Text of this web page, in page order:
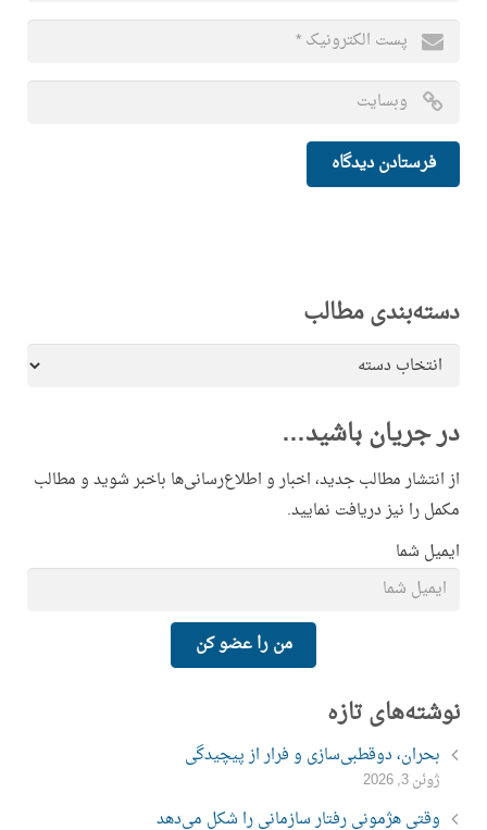
دسته‌بندی مطالب
دسته‌بندی
در جریان باشید…
از انتشار مطالب جدید، اخبار و اطلاع‌رسانی‌ها باخبر شوید و مطالب
مکمل را نیز دریافت نمایید.
ایمیل شما
من را عضو کن
نوشته‌های تازه
بحران، دوقطبی‌سازی و فرار از پیچیدگی
ژوئن 3, 2026
وقتی هژمونی رفتار سازمانی را شکل می‌دهد